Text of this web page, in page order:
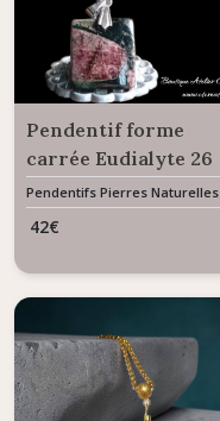
Pendentif forme
carrée Eudialyte 26
carats
Pendentifs Pierres Naturelles
Gemme
42€